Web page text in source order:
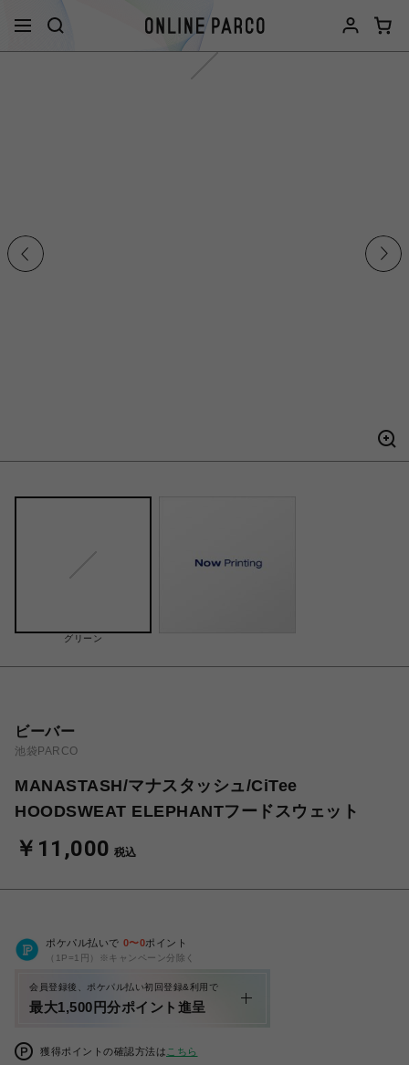
グリーン
ビーバー
池袋PARCO
MANASTASH/マナスタッシュ/CiTee
HOODSWEAT ELEPHANTフードスウェット
￥11,000 税込
ポケパル払いで 0〜0ポイント
（1P=1円）※キャンペーン分除く
会員登録後、ポケパル払い初回登録&利用で
最大1,500円分ポイント進呈
獲得ポイントの確認方法は こちら